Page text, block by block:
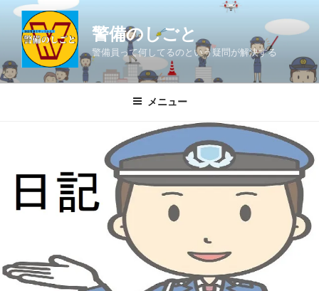
ン
ツ
警備のしごと
警備員って何してるのという疑問が解決する
メニュー